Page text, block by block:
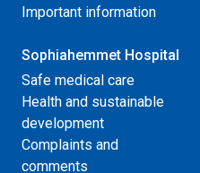
Important information
Sophiahemmet Hospital
Safe medical care
Health and sustainable
development
Complaints and
comments